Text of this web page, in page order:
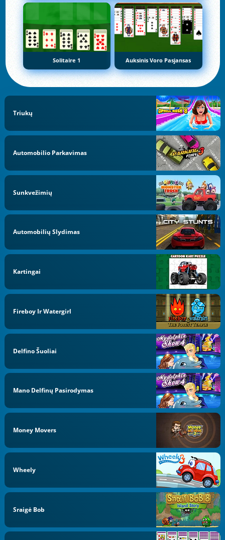
Solitaire 1 Auksinis Voro Pasjansas
Triukų
Automobilio Parkavimas
Sunkvežimių
Automobilių Slydimas
Kartingai
Fireboy Ir Watergirl
Delfino Šuoliai
Mano Delfinų Pasirodymas
Money Movers
Wheely
Sraigė Bob